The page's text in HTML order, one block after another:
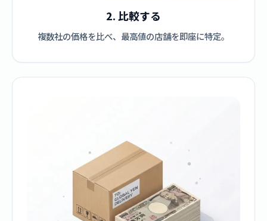
2. 比較する
複数社の価格を比べ、最高値の店舗を即座に特定。